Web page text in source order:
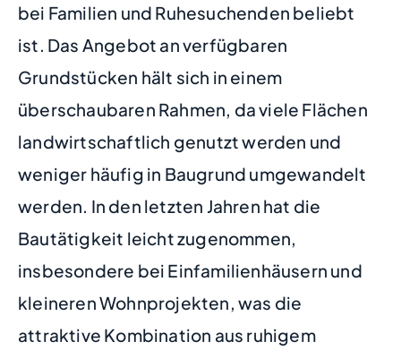
bei Familien und Ruhesuchenden beliebt
ist. Das Angebot an verfügbaren
Grundstücken hält sich in einem
überschaubaren Rahmen, da viele Flächen
landwirtschaftlich genutzt werden und
weniger häufig in Baugrund umgewandelt
werden. In den letzten Jahren hat die
Bautätigkeit leicht zugenommen,
insbesondere bei Einfamilienhäusern und
kleineren Wohnprojekten, was die
attraktive Kombination aus ruhigem